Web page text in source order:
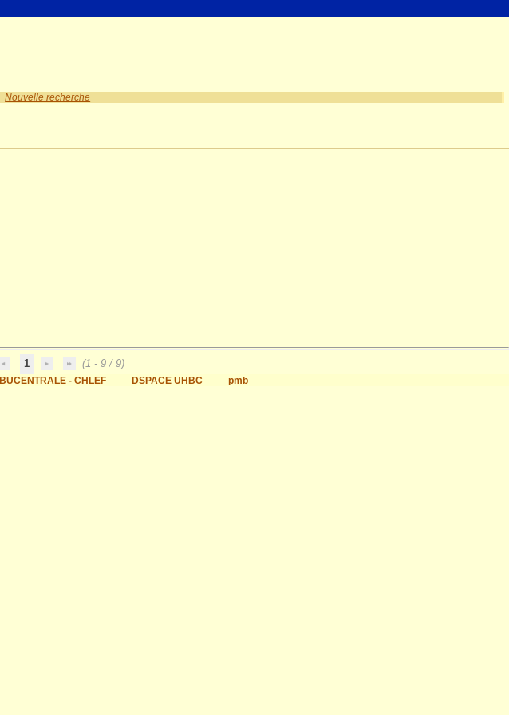
Nouvelle recherche
1
(1 - 9 / 9)
BUCENTRALE - CHLEF DSPACE UHBC pmb